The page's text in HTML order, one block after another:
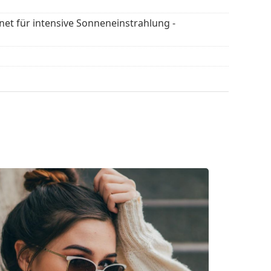
Stadt geeignet.
der Sonnenbrille. Einige Modelle können
für intensive Sonneneinstrahlung -